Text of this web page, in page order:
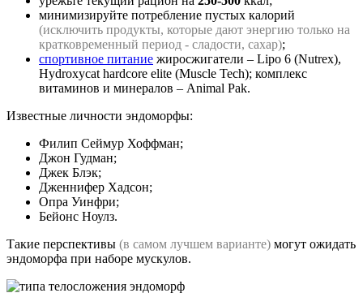
минимизируйте потребление пустых калорий
(исключить продукты, которые дают энергию только на
кратковременный период - сладости, сахар);
спортивное питание жиросжигатели – Lipo 6 (Nutrex),
Hydroxycat hardcore elite (Muscle Tech); комплекс
витаминов и минералов – Animal Pak.
Известные личности эндоморфы:
Филип Сеймур Хоффман;
Джон Гудман;
Джек Блэк;
Дженнифер Хадсон;
Опра Уинфри;
Бейонс Ноулз.
Такие перспективы (в самом лучшем варианте) могут ожидать
эндоморфа при наборе мускулов.